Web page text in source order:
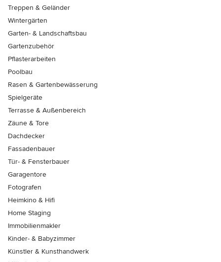
Treppen & Geländer
Wintergärten
Garten- & Landschaftsbau
Gartenzubehör
Pflasterarbeiten
Poolbau
Rasen & Gartenbewässerung
Spielgeräte
Terrasse & Außenbereich
Zäune & Tore
Dachdecker
Fassadenbauer
Tür- & Fensterbauer
Garagentore
Fotografen
Heimkino & Hifi
Home Staging
Immobilienmakler
Kinder- & Babyzimmer
Künstler & Kunsthandwerk